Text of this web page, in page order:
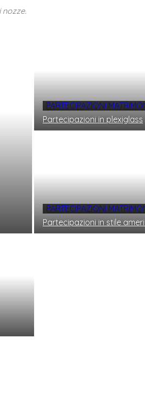
PARTECIPAZIONI
Partecipazioni in plexiglass
PARTECIPAZIONI
Partecipazioni in stile